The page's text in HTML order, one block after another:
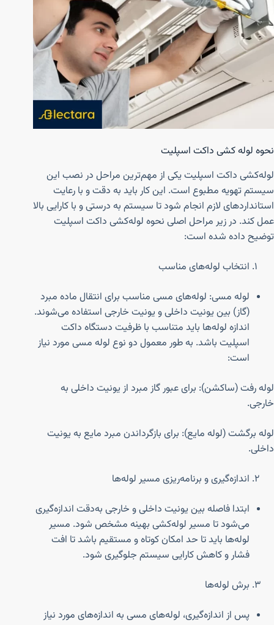
نحوه لوله کشی داکت اسپلیت
لوله‌کشی داکت اسپلیت یکی از مهم‌ترین مراحل در نصب این
سیستم تهویه مطبوع است. این کار باید به دقت و با رعایت
استانداردهای لازم انجام شود تا سیستم به درستی و با کارایی بالا
عمل کند. در زیر مراحل اصلی نحوه لوله‌کشی داکت اسپلیت
توضیح داده شده است:
انتخاب لوله‌های مناسب
لوله مسی: لوله‌های مسی مناسب برای انتقال ماده مبرد
(گاز) بین یونیت داخلی و یونیت خارجی استفاده می‌شوند.
اندازه لوله‌ها باید متناسب با ظرفیت دستگاه داکت
اسپلیت باشد. به طور معمول دو نوع لوله مسی مورد نیاز
است:
لوله رفت (ساکشن): برای عبور گاز مبرد از یونیت داخلی به
خارجی.
لوله برگشت (لوله مایع): برای بازگرداندن مبرد مایع به یونیت
داخلی.
اندازه‌گیری و برنامه‌ریزی مسیر لوله‌ها
ابتدا فاصله بین یونیت داخلی و خارجی به‌دقت اندازه‌گیری
می‌شود تا مسیر لوله‌کشی بهینه مشخص شود. مسیر
لوله‌ها باید تا حد امکان کوتاه و مستقیم باشد تا افت
فشار و کاهش کارایی سیستم جلوگیری شود.
برش لوله‌ها
پس از اندازه‌گیری، لوله‌های مسی به اندازه‌های مورد نیاز